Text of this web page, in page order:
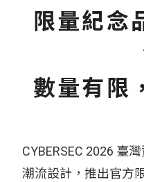
限量紀念
數量有限
CYBERSEC 2026 臺
潮流設計，推出官方